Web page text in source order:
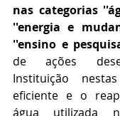
nas categorias
''energia e
''ensino e
de ações
Instituição
eficiente e o
água utilizada